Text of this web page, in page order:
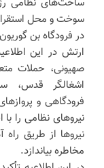
سوخت و محل
در فرودگاه بن
ارتش در این
صهیونی، حملات
اشغالگر قدس،
فرودگاهی و
نیروهای نظامی را
نیروها از طریق
مخاطره بیاندازد.